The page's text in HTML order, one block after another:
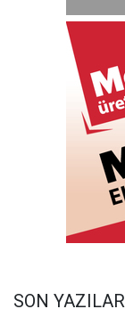
SON YAZILAR